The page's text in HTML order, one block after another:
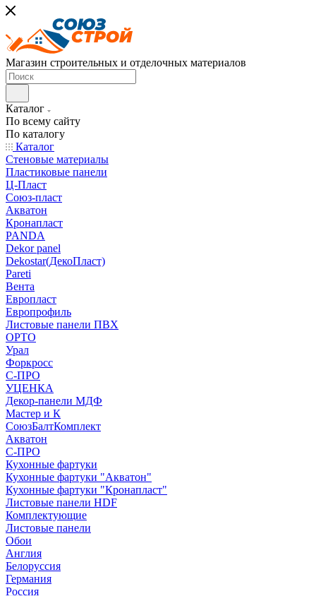
Магазин строительных и отделочных материалов
Каталог
По всему сайту
По каталогу
Каталог
Стеновые материалы
Пластиковые панели
Ц-Пласт
Союз-пласт
Акватон
Кронапласт
PANDA
Dekor panel
Dekostar(ДекоПласт)
Pareti
Вента
Европласт
Европрофиль
Листовые панели ПВХ
ОРТО
Урал
Форкросс
С-ПРО
УЦЕНКА
Декор-панели МДФ
Мастер и К
СоюзБалтКомплект
Акватон
С-ПРО
Кухонные фартуки
Кухонные фартуки "Акватон"
Кухонные фартуки "Кронапласт"
Листовые панели HDF
Комплектующие
Листовые панели
Обои
Англия
Белоруссия
Германия
Россия